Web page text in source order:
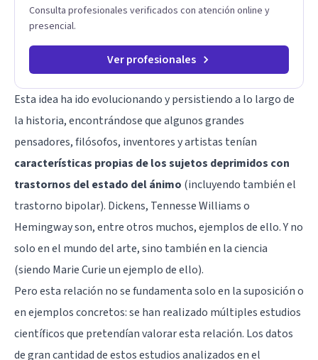
Consulta profesionales verificados con atención online y
presencial.
Ver profesionales
Esta idea ha ido evolucionando y persistiendo a lo largo de
la historia, encontrándose que algunos grandes
pensadores, filósofos, inventores y artistas tenían
características propias de los sujetos deprimidos con
trastornos del estado del ánimo (incluyendo también el
trastorno bipolar). Dickens, Tennesse Williams o
Hemingway son, entre otros muchos, ejemplos de ello. Y no
solo en el mundo del arte, sino también en la ciencia
(siendo Marie Curie un ejemplo de ello).
Pero esta relación no se fundamenta solo en la suposición o
en ejemplos concretos: se han realizado múltiples estudios
científicos que pretendían valorar esta relación. Los datos
de gran cantidad de estos estudios analizados en el